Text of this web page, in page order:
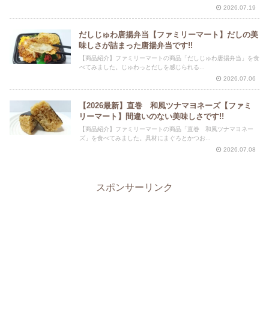
2026.07.19
だしじゅわ唐揚弁当【ファミリーマート】だしの美
味しさが詰まった唐揚弁当です!!
【商品紹介】ファミリーマートの商品「だしじゅわ唐揚弁当」を食
べてみました。じゅわっとだしを感じられる...
2026.07.06
【2026最新】直巻 和風ツナマヨネーズ【ファミ
リーマート】間違いのない美味しさです!!
【商品紹介】ファミリーマートの商品「直巻 和風ツナマヨネー
ズ」を食べてみました。具材にまぐろとかつお...
2026.07.08
スポンサーリンク